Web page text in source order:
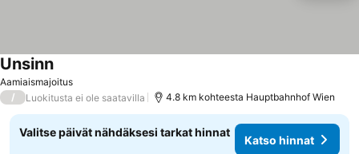
Aamiaismajoitus
Unsinn
/ Luokitusta ei ole saatavilla 4.8 km kohteesta Hauptbahnhof Wien
Valitse päivät nähdäksesi tarkat hinnat
Katso hinnat